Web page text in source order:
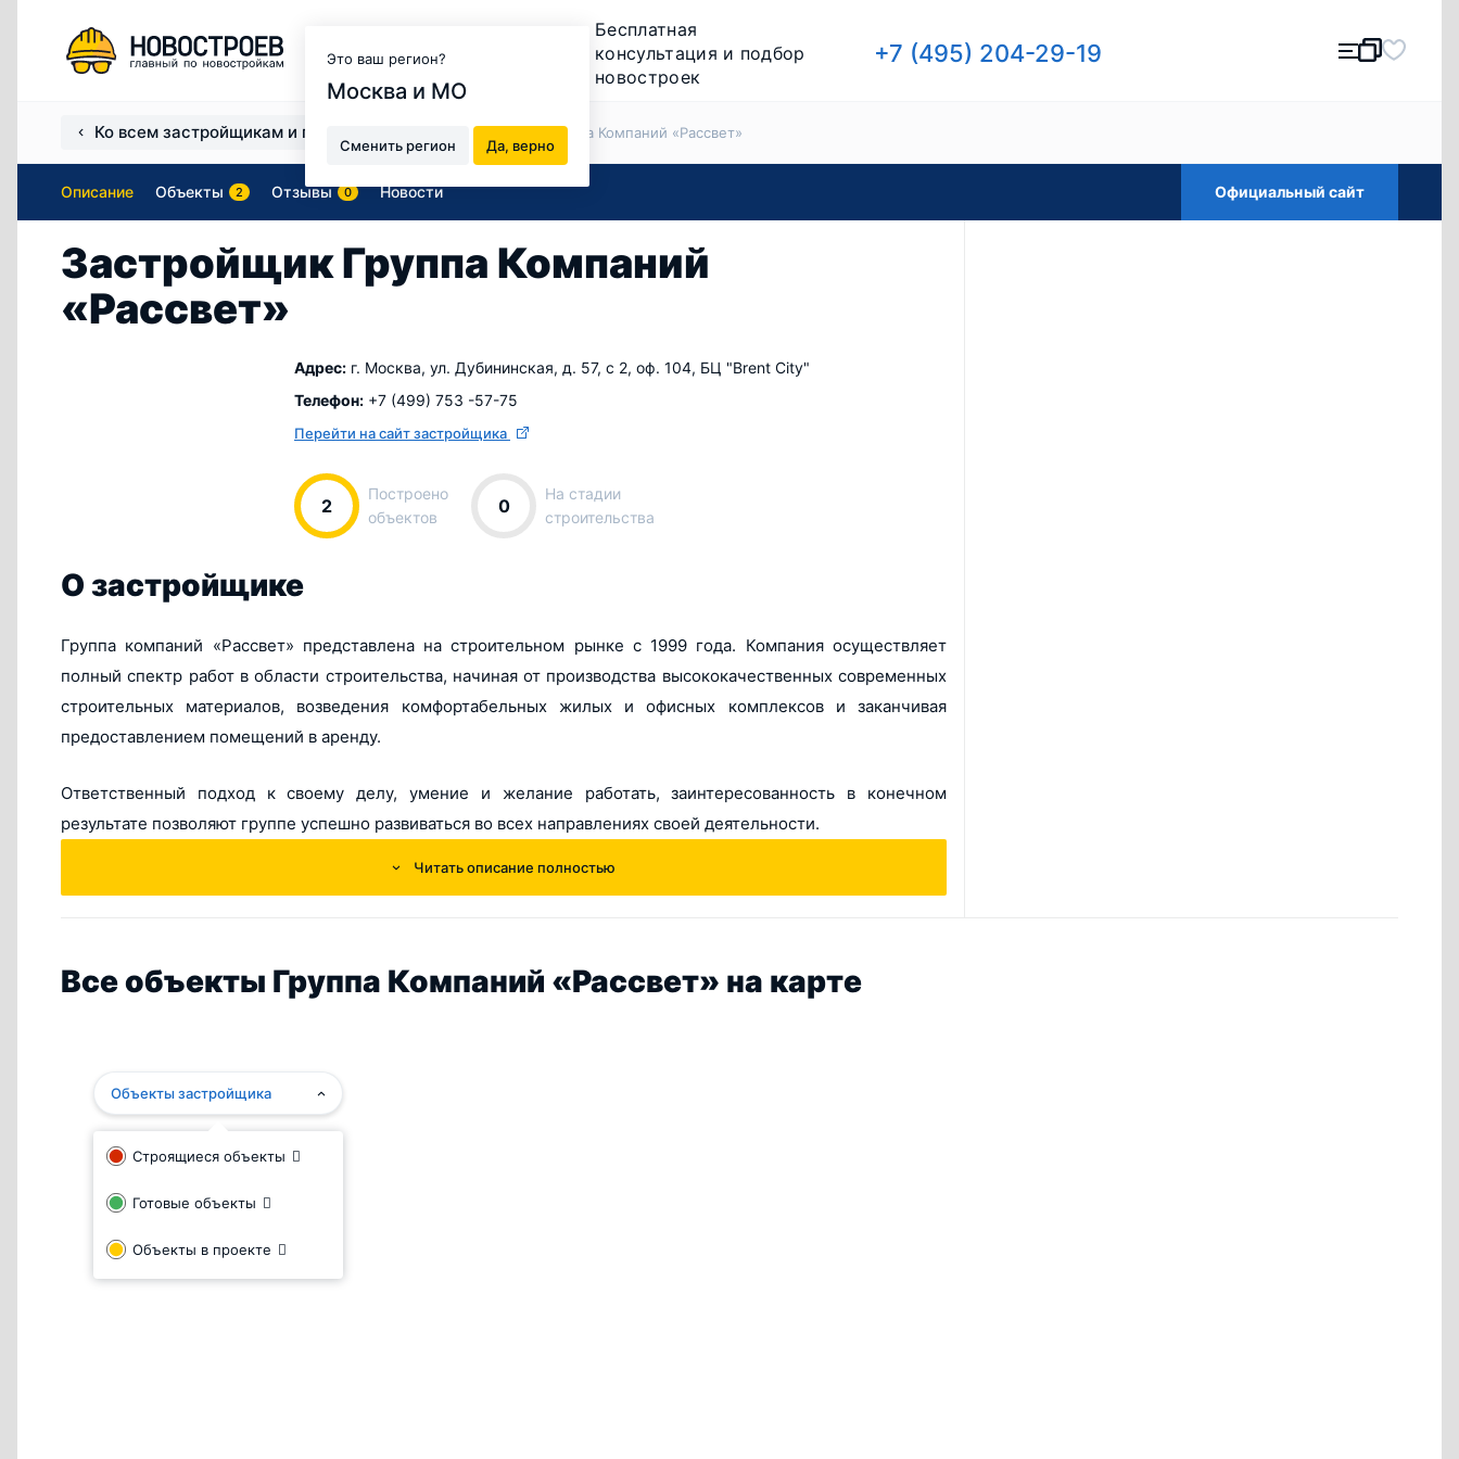
Это ваш регион?
Москва и МО
Сменить регион Да, верно
Бесплатная
консультация и подбор
новостроек
+7 (495) 204-29-19
Ко всем застройщикам и продавцам Застройщики Группа Компаний «Рассвет»
Описание Объекты 2 Отзывы 0 Новости Официальный сайт
Застройщик Группа Компаний
«Рассвет»
Адрес: г. Москва, ул. Дубининская, д. 57, с 2, оф. 104, БЦ "Brent City"
Телефон: +7 (499) 753 -57-75
Перейти на сайт застройщика
2
Построено
объектов
0
На стадии
строительства
О застройщике
Группа компаний «Рассвет» представлена на строительном рынке с 1999 года. Компания осуществляет
полный спектр работ в области строительства, начиная от производства высококачественных современных
строительных материалов, возведения комфортабельных жилых и офисных комплексов и заканчивая
предоставлением помещений в аренду.
Ответственный подход к своему делу, умение и желание работать, заинтересованность в конечном
результате позволяют группе успешно развиваться во всех направлениях своей деятельности.
За 18 лет существования на рынке России и Башкортостана группой компаний "Рассвет" построено и сдано в
Читать описание полностью
Все объекты Группа Компаний «Рассвет» на карте
Объекты застройщика
Строящиеся объекты
Готовые объекты
Объекты в проекте